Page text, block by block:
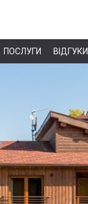
ПОСЛУГИ ВІДГУКИ